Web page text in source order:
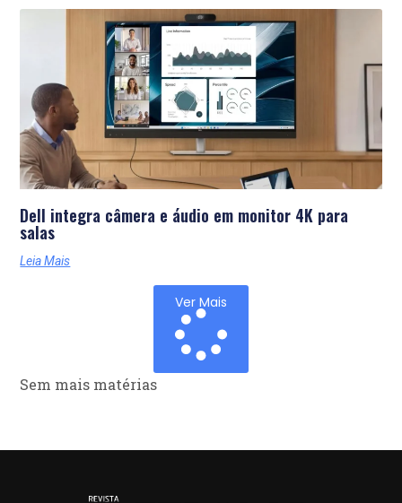
Dell integra câmera e áudio em monitor 4K para
salas
Leia Mais
Ver Mais
Sem mais matérias